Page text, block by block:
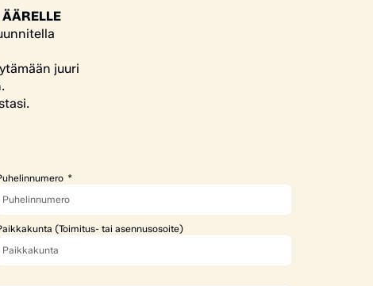
juuri
(Toimitus- tai asennusosoite)